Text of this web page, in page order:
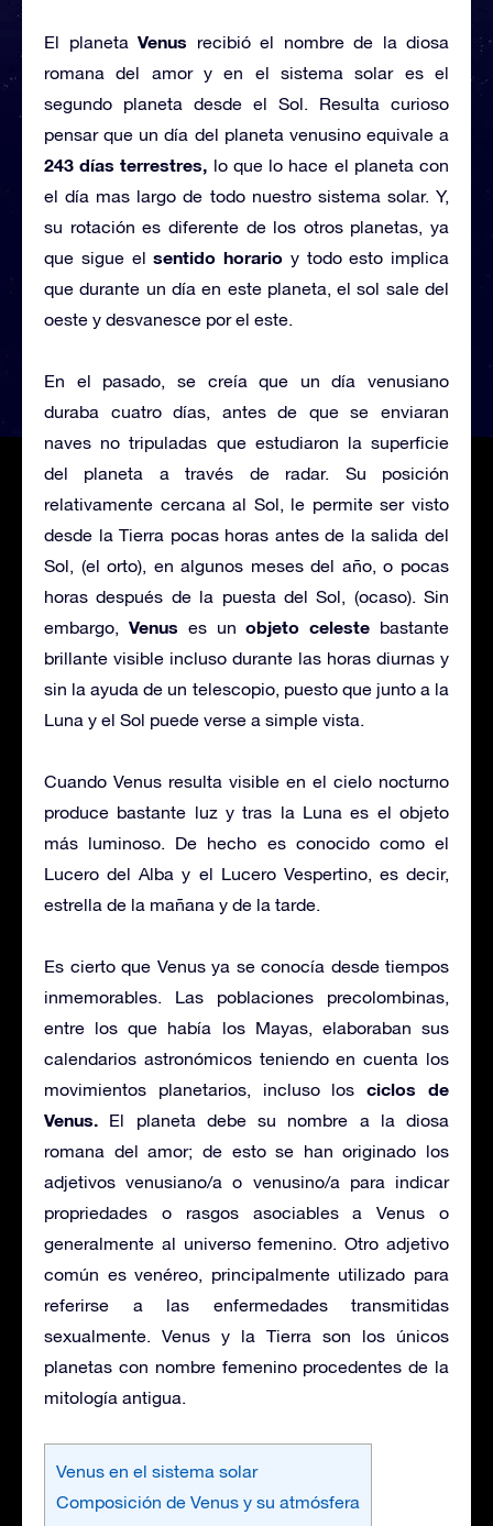
El planeta Venus recibió el nombre de la diosa
romana del amor y en el sistema solar es el
segundo planeta desde el Sol. Resulta curioso
pensar que un día del planeta venusino equivale a
243 días terrestres, lo que lo hace el planeta con
el día mas largo de todo nuestro sistema solar. Y,
su rotación es diferente de los otros planetas, ya
que sigue elsentido horario y todo esto implica
que durante un día en este planeta, el sol sale del
oeste y desvanesce por el este.
En el pasado, se creía que un día venusiano
duraba cuatro días, antes de que se enviaran
naves no tripuladas que estudiaron la superficie
del planeta a través de radar. Su posición
relativamente cercana al Sol, le permite ser visto
desde la Tierra pocas horas antes de la salida del
Sol, (el orto), en algunos meses del año, o pocas
horas después de la puesta del Sol, (ocaso). Sin
embargo, Venus es unobjeto celeste bastante
brillante visible incluso durante las horas diurnas y
sin la ayuda de un telescopio, puesto que junto a la
Luna y el Sol puede verse a simple vista.
Cuando Venus resulta visible en el cielo nocturno
produce bastante luz y tras la Luna es el objeto
más luminoso. De hecho es conocido como el
Lucero del Alba y el Lucero Vespertino, es decir,
estrella de la mañana y de la tarde.
Es cierto que Venus ya se conocía desde tiempos
inmemorables. Las poblaciones precolombinas,
entre los que había los Mayas, elaboraban sus
calendarios astronómicos teniendo en cuenta los
movimientos planetarios, incluso losciclos de
Venus. El planeta debe su nombre a la diosa
romana del amor; de esto se han originado los
adjetivos venusiano/a o venusino/a para indicar
propriedades o rasgos asociables a Venus o
generalmente al universo femenino. Otro adjetivo
común es venéreo, principalmente utilizado para
referirse a las enfermedades transmitidas
sexualmente. Venus y la Tierra son los únicos
planetas con nombre femenino procedentes de la
mitología antigua.
Venus en el sistema solar
Composición de Venus y su atmósfera